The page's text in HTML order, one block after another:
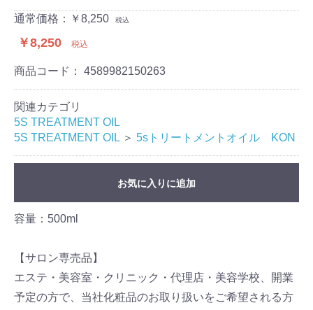
通常価格：￥8,250 税込
￥8,250 税込
商品コード： 4589982150263
関連カテゴリ
5S TREATMENT OIL
5S TREATMENT OIL ＞ 5sトリートメントオイル KON
お気に入りに追加
容量：500ml
【サロン専売品】
エステ・美容室・クリニック・代理店・美容学校、開業
予定の方で、当社化粧品のお取り扱いをご希望される方